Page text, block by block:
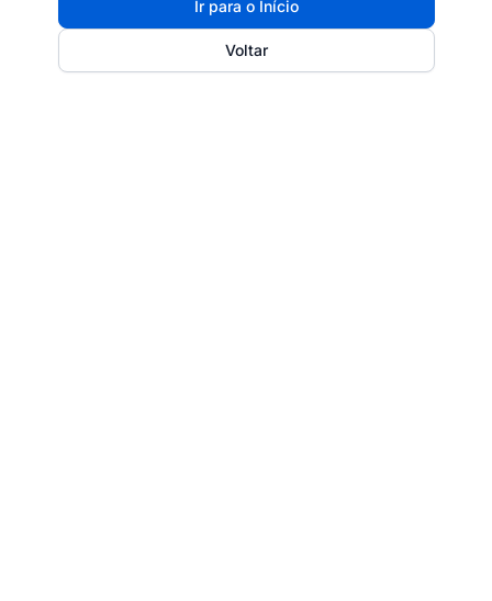
Ir para o Início
Voltar